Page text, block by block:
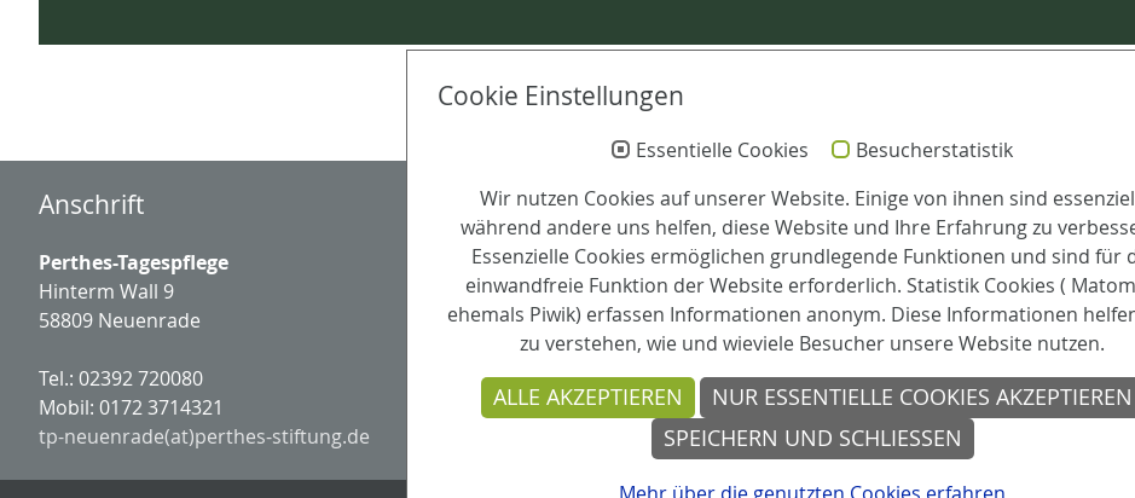
Anschrift
Perthes-Tagespflege
Hinterm Wall 9
58809 Neuenrade
Tel.: 02392 720080
Mobil: 0172 3714321
tp-neuenrade(at)perthes-stiftung.de
Leitung
Pflegedienstleitung:
Julia Hupp
Cookie Einstellungen
Essentielle Cookies
Besucherstatistik
Wir nutzen Cookies auf unserer Website. Einige von ihnen sind
während andere uns helfen, diese Website und Ihre Erfahrung zu
Essenzielle Cookies ermöglichen grundlegende Funktionen und sind für
einwandfreie Funktion der Website erforderlich. Statistik Cookies (
ehemals Piwik) erfassen Informationen anonym. Diese Informationen
zu verstehen, wie und wieviele Besucher unsere Website nutzen.
ALLE AKZEPTIEREN
NUR ESSENTIELLE COOKIES AKZEPTIEREN
SPEICHERN UND SCHLIESSEN